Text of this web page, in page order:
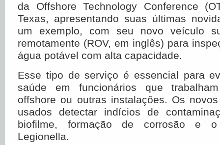
da Offshore Technology Conference
Texas, apresentando suas últimas
um exemplo, com seu novo veículo
remotamente (ROV, em inglês) para
água potável com alta capacidade.
Esse tipo de serviço é essencial para
saúde em funcionários que
offshore ou outras instalações. Os
usados detectar indícios de
biofilme, formação de corrosão e o
Legionella.